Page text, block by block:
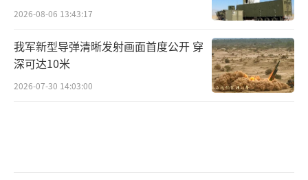
2026-08-06 13:43:17
我军新型导弹清晰发射画面首度公开 穿
深可达10米
2026-07-30 14:03:00